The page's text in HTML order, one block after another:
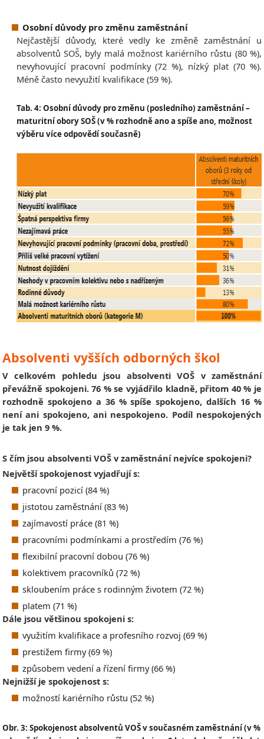
Osobní důvody pro změnu zaměstnání
Nejčastější důvody, které vedly ke změně zaměstnání u
absolventů SOŠ, byly malá možnost kariérního růstu (80 %),
nevyhovující pracovní podmínky (72 %), nízký plat (70 %).
Méně často nevyužití kvalifikace (59 %).
Tab. 4: Osobní důvody pro změnu (posledního) zaměstnání –
maturitní obory SOŠ (v % rozhodně ano a spíše ano, možnost
výběru více odpovědí současně)
Absolventi vyšších odborných škol
V celkovém pohledu jsou absolventi VOŠ v zaměstnání
převážně spokojeni. 76 % se vyjádřilo kladně, přitom 40 % je
rozhodně spokojeno a 36 % spíše spokojeno, dalších 16 %
není ani spokojeno, ani nespokojeno. Podíl nespokojených
je tak jen 9 %.
S čím jsou absolventi VOŠ v zaměstnání nejvíce spokojeni?
Největší spokojenost vyjadřují s:
pracovní pozicí (84 %)
jistotou zaměstnání (83 %)
zajímavostí práce (81 %)
pracovními podmínkami a prostředím (76 %)
flexibilní pracovní dobou (76 %)
kolektivem pracovníků (72 %)
skloubením práce s rodinným životem (72 %)
platem (71 %)
Dále jsou většinou spokojeni s:
využitím kvalifikace a profesního rozvoj (69 %)
prestižem firmy (69 %)
způsobem vedení a řízení firmy (66 %)
Nejnižší je spokojenost s:
možností kariérního růstu (52 %)
Obr. 3: Spokojenost absolventů VOŠ v současném zaměstnání (v %